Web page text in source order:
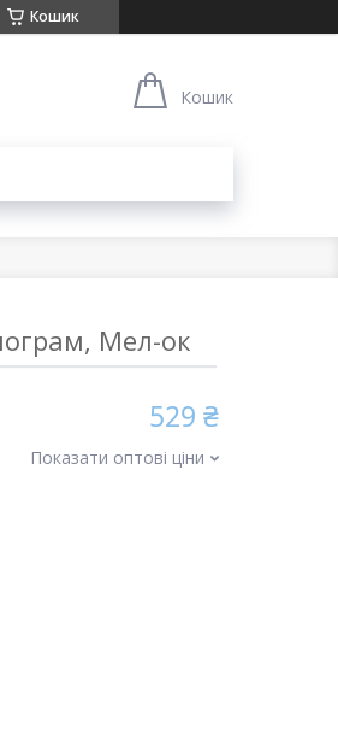
Кошик
Кошик
Мел-ок
529 ₴
Показати оптові ціни